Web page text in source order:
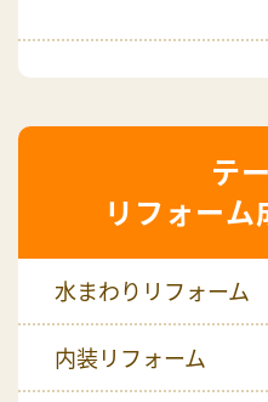
リフォー
水まわりリフォーム
内装リフォーム